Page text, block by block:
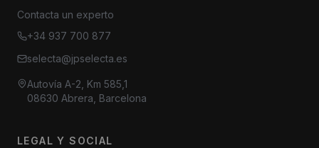
Contacta un experto
+34 937 700 877
selecta@jpselecta.es
Autovía A-2, Km 585,1
08630 Abrera, Barcelona
LEGAL Y SOCIAL